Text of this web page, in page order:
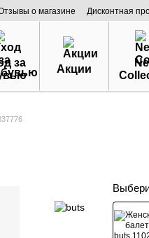
о магазине Дисконтная
за
Акции